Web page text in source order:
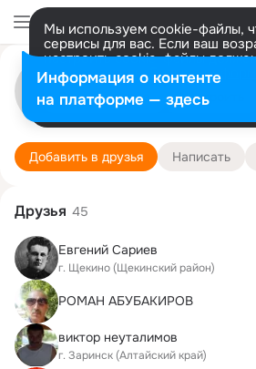
Мы используем cookie-файлы,
сервисы для вас. Если ваш
настроить cookie-файлы
представитель. Больше
Разрешить все Настроить
Эдуард
г. Заринск. Алтайский
7 школа
Подробнее
Добавить в друзья Написать
Друзья 45
Евгений Сариев
г. Щекино (Щекинский район)
РОМАН АБУБАКИРОВ
виктор неуталимов
г. Заринск (Алтайский край)
Информация о контенте
на платформе — здесь